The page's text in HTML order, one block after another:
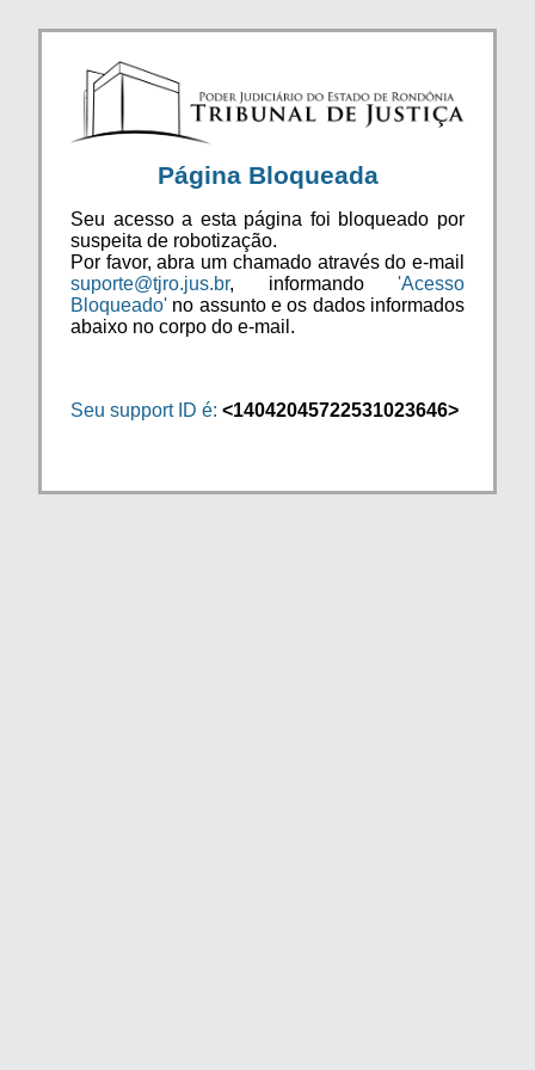
Página Bloqueada
Seu acesso a esta página foi bloqueado por
suspeita de robotização.
Por favor, abra um chamado através do e-mail
suporte@tjro.jus.br, informando 'Acesso
Bloqueado' no assunto e os dados informados
abaixo no corpo do e-mail.
Seu support ID é: <14042045722531023646>